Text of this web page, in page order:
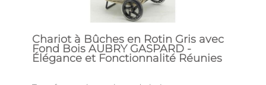
Chariot à Bûches en Rotin Gris avec
Fond Bois AUBRY GASPARD -
Élégance et Fonctionnalité Réunies